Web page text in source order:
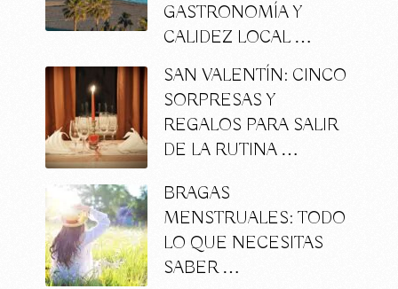
GASTRONOMÍA Y
CALIDEZ LOCAL …
SAN VALENTÍN: CINCO
SORPRESAS Y
REGALOS PARA SALIR
DE LA RUTINA …
BRAGAS
MENSTRUALES: TODO
LO QUE NECESITAS
SABER …